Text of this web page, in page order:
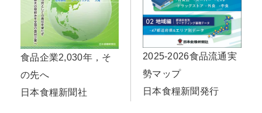
食品企業2,030年，そ
の先へ
日本食糧新聞社
2025-2026食品流通実
勢マップ
日本食糧新聞発行